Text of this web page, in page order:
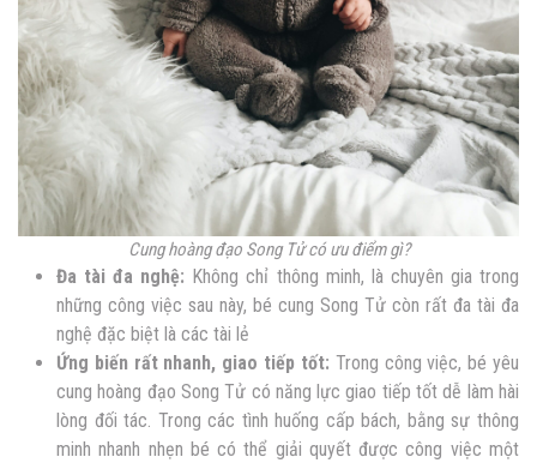
Cung hoàng đạo Song Tử có ưu điểm gì?
Đa tài đa nghệ: Không chỉ thông minh, là chuyên gia trong
những công việc sau này, bé cung Song Tử còn rất đa tài đa
nghệ đặc biệt là các tài lẻ
Ứng biến rất nhanh, giao tiếp tốt: Trong công việc, bé yêu
cung hoàng đạo Song Tử có năng lực giao tiếp tốt dễ làm hài
lòng đối tác. Trong các tình huống cấp bách, bằng sự thông
minh nhanh nhẹn bé có thể giải quyết được công việc một